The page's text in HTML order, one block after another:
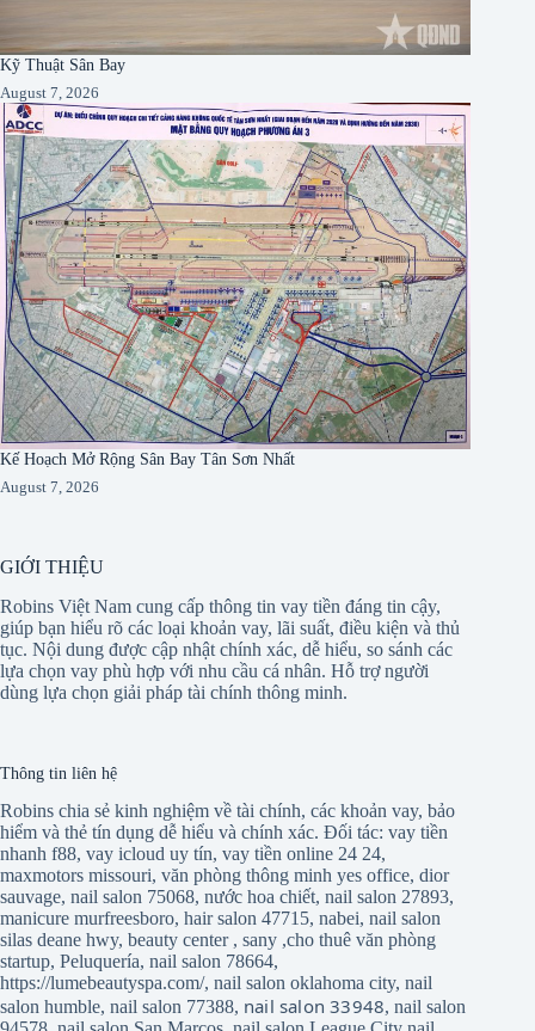
Kỹ Thuật Sân Bay
August 7, 2026
Kế Hoạch Mở Rộng Sân Bay Tân Sơn Nhất
August 7, 2026
GIỚI THIỆU
Robins Việt Nam cung cấp thông tin vay tiền đáng tin cậy,
giúp bạn hiểu rõ các loại khoản vay, lãi suất, điều kiện và thủ
tục. Nội dung được cập nhật chính xác, dễ hiểu, so sánh các
lựa chọn vay phù hợp với nhu cầu cá nhân. Hỗ trợ người
dùng lựa chọn giải pháp tài chính thông minh.
Thông tin liên hệ
Robins chia sẻ kinh nghiệm về tài chính, các khoản vay, bảo
hiểm và thẻ tín dụng dễ hiểu và chính xác. Đối tác: vay tiền
nhanh f88, vay icloud uy tín, vay tiền online 24 24,
maxmotors missouri, văn phòng thông minh yes office, dior
sauvage, nail salon 75068, nước hoa chiết, nail salon 27893,
manicure murfreesboro, hair salon 47715, nabei, nail salon
silas deane hwy, beauty center, sany ,cho thuê văn phòng
startup, Peluquería, nail salon 78664,
https://lumebeautyspa.com/, nail salon oklahoma city, nail
salon humble, nail salon 77388, nail salon 33948,nail salon